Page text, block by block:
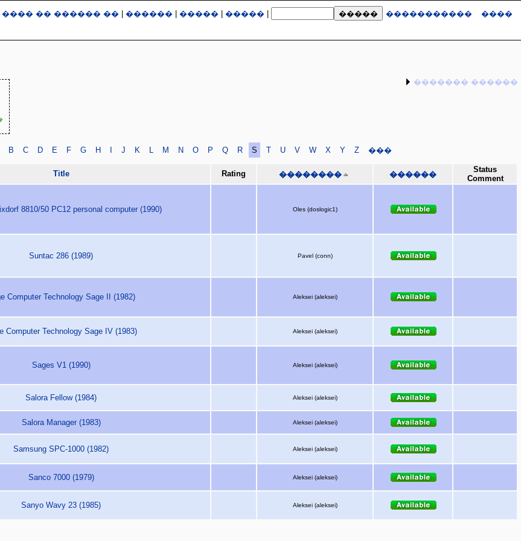
���� �� ������ �� ������ ����� ����� ����������� ����
������� ������
B C D E F G H I J K L M N O P Q R S T U V W X Y Z ���
Title Rating �������� ������
Status
Comment
8810/50 PC12 personal computer (1990) Oles (doslogic1)
Suntac 286 (1989) Pavel (conn)
Computer Technology Sage II (1982) Aleksei (aleksei)
Computer Technology Sage IV (1983) Aleksei (aleksei)
Sages V1 (1990) Aleksei (aleksei)
Salora Fellow (1984) Aleksei (aleksei)
Salora Manager (1983) Aleksei (aleksei)
Samsung SPC-1000 (1982) Aleksei (aleksei)
Sanco 7000 (1979) Aleksei (aleksei)
Sanyo Wavy 23 (1985) Aleksei (aleksei)